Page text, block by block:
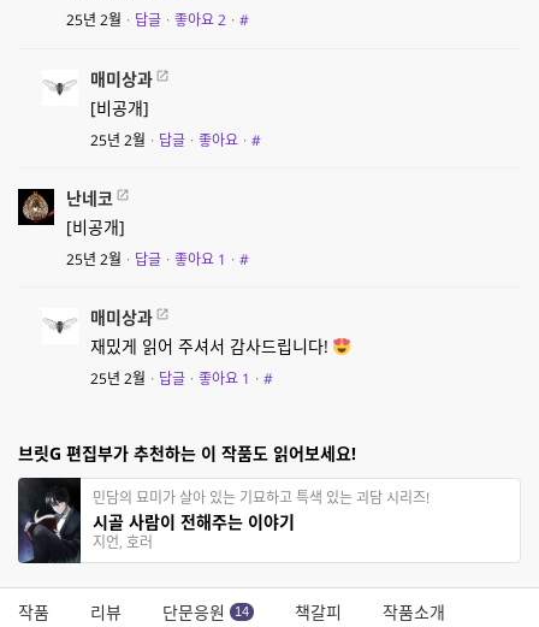
25년 2월 · 답글 · 좋아요2 · #
매미상과
[비공개]
25년 2월 · 답글 · 좋아요 · #
난네코
[비공개]
25년 2월 · 답글 · 좋아요 1 · #
매미상과
재밌게 읽어 주셔서 감사드립니다!
25년 2월 · 답글 · 좋아요 1 · #
브릿G 편집부가 추천하는 이 작품도 읽어보세요!
민담의 묘미가 살아 있는 기묘하고 특색 있는 괴담 시리즈!
시골 사람이 전해주는 이야기
지언, 호러
작품 리뷰 단문응원 14 책갈피 작품소개